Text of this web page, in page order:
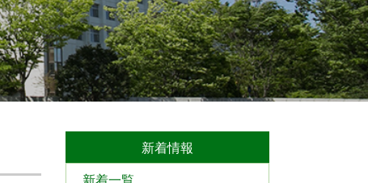
新着情報
新着一覧